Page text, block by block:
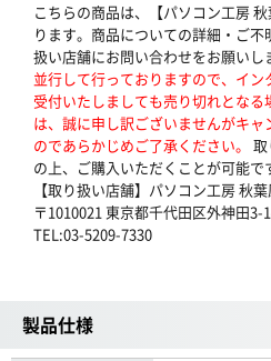
こちらの商品は、【パソコン工房
ります。商品についての詳細・ご
扱い店舗にお問い合わせをお願いし
並行して行っておりますので、イ
受付いたしましても売り切れとな
は、誠に申し訳ございませんがキ
のであらかじめご了承ください。
の上、ご購入いただくことが可能で
【取り扱い店舗】パソコン工房 秋
〒1010021 東京都千代田区外神田3-
TEL:03-5209-7330
製品仕様